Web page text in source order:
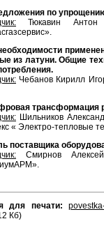
по
Тюкавин Антон
из латуни. Общие
Чебанов Кирилл
трансформация
Шильников
« Электро-тепловые
поставщика
Смирнов
для печати:
Кб)